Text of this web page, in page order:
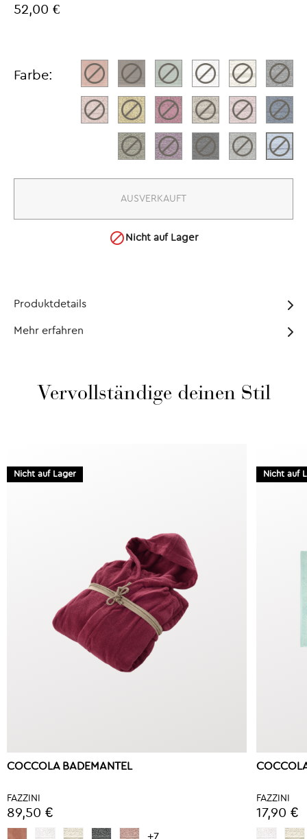
52,00 €
Farbe:
AUSVERKAUFT
 Nicht auf Lager
Produktdetails
Mehr erfahren
Vervollständige deinen Stil
Nicht auf Lager
COCCOLA BADEMANTEL
FAZZINI
89,50 €
Nicht auf
FAZZINI
17,90 €